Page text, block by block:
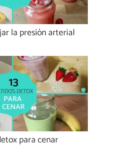
la presión arterial
para cenar